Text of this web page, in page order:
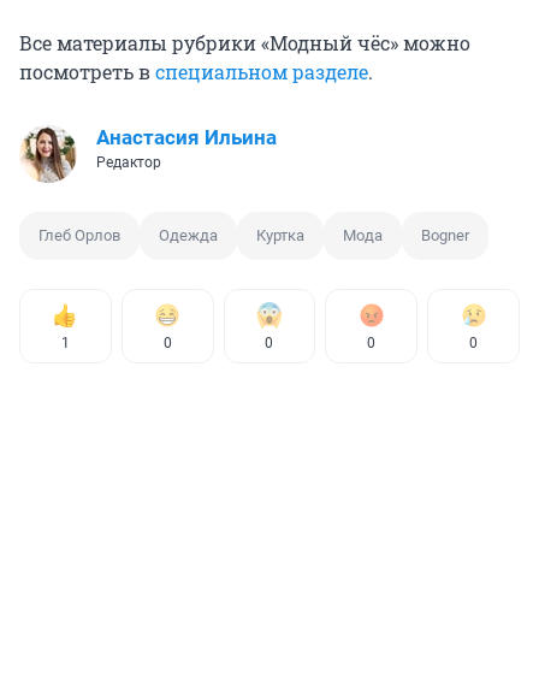
Все материалы рубрики «Модный чёс» можно
посмотреть вспециальном разделе.
Анастасия Ильина
Редактор
Глеб Орлов Одежда Куртка Мода Bogner
1 0 0 0 0